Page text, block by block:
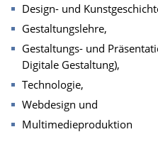
Design- und
Gestaltungslehre,
Gestaltungs- und
Digitale Gestaltung),
Technologie,
Webdesign und
Multimedieproduktion